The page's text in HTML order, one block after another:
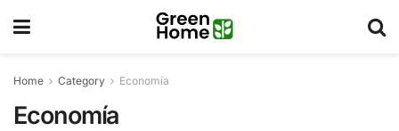
Home Category Economía
Economía